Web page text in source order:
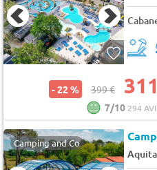
- 22 % 399 €
7/10 294
Camping and Co